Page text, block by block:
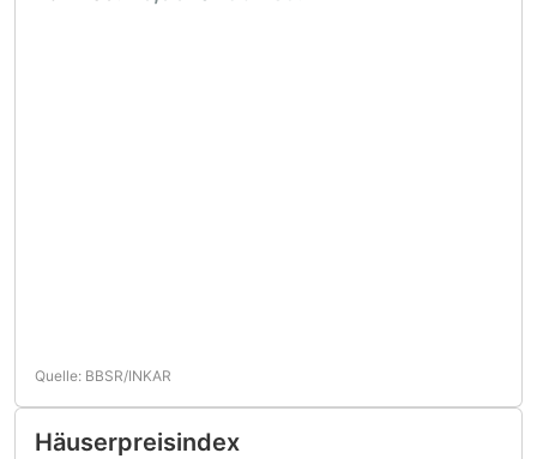
Quelle: BBSR/INKAR
Häuserpreisindex